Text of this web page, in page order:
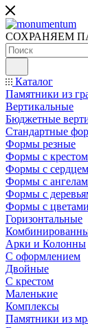
СОХРАНЯЕМ
Каталог
Памятники из
Вертикальные
Бюджетные
Стандартные
Формы резные
Формы с крестом
Формы с сердцем
Формы с
Формы с
Формы с цветами
Горизонтальные
Арки и Колонны
С оформлением
Двойные
С крестом
Маленькие
Комплексы
Памятники из